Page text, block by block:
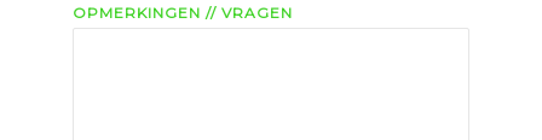
OPMERKINGEN // VRAGEN